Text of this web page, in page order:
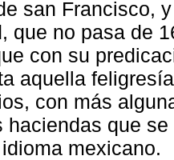
san Francisco,
que no pasa de
con su
aquella
con más
haciendas que
mexicano.